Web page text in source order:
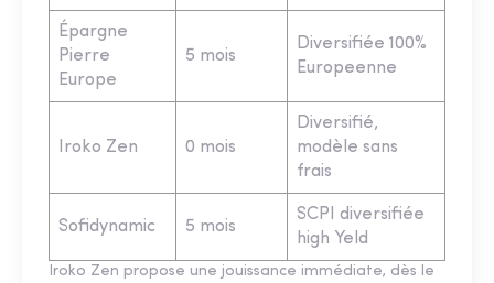
Épargne
Pierre
Europe
5 mois
Diversifiée 100%
Europeenne
Iroko Zen 0 mois
Diversifié,
modèle sans
frais
Sofidynamic 5 mois
SCPI diversifiée
high Yeld
Iroko Zen propose une jouissance immédiate, dès le